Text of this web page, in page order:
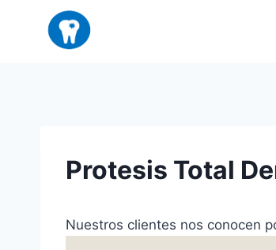
contenido
Protesis Total
Nuestros clientes nos conocen